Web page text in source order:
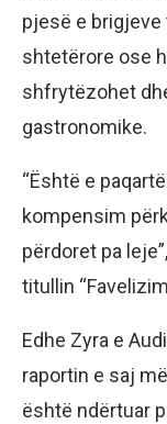
pjesë e brigjeve
shtetërore ose
shfrytëzohet
gastronomike.
“Është e
kompensim
përdoret pa
titullin
Edhe Zyra e
raportin e saj
është ndërtuar